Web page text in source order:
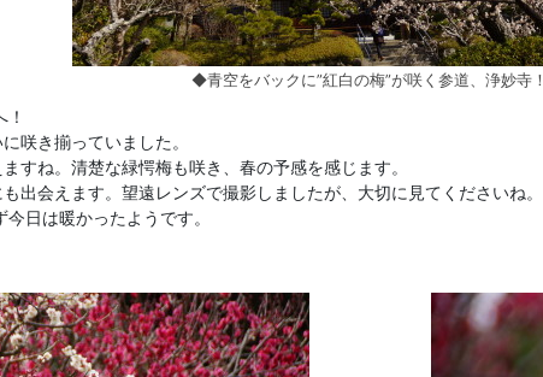
◆青空をバックに”紅白の梅”が咲く参道、浄妙寺！
咲き揃っていました。
すね。清楚な緑愕梅も咲き、春の予感を感じます。
出会えます。望遠レンズで撮影しましたが、大切に見てくださいね。
日は暖かったようです。